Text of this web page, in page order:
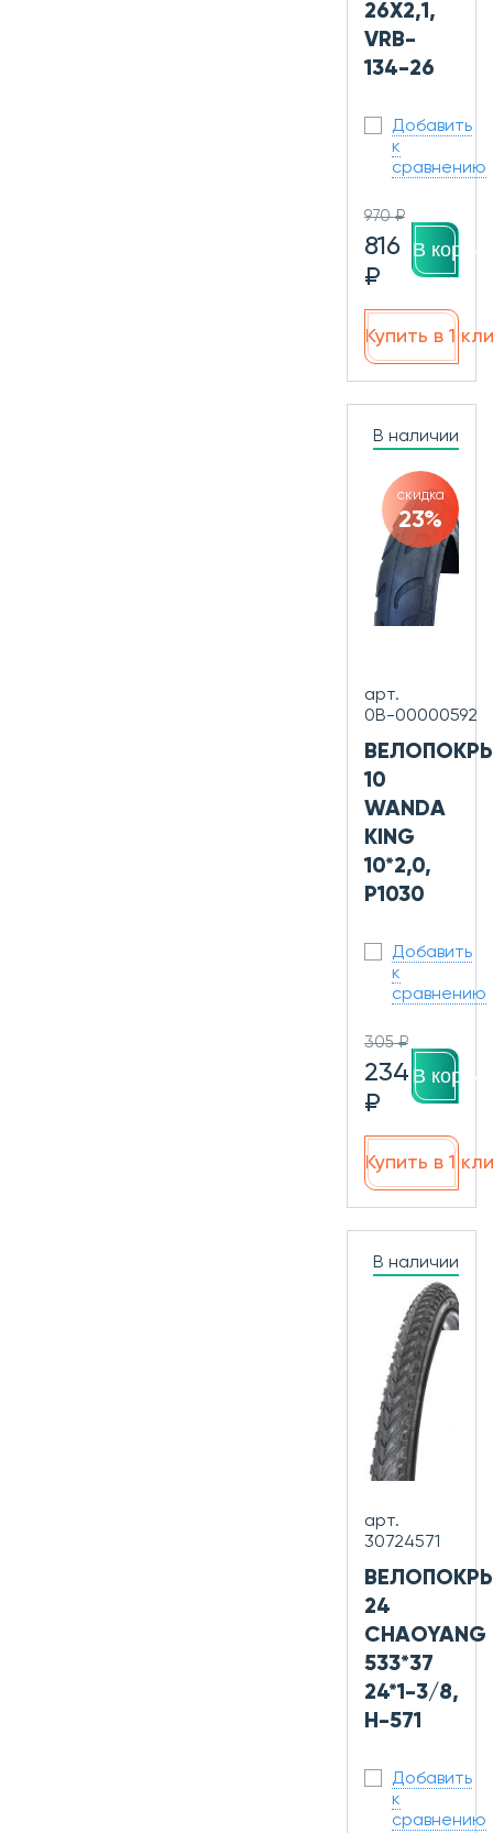
26X2,1,
VRB-
134-26
Добавить
к
сравнению
970 ₽
816
₽
В
Купить в 1
В наличии
скидка
23%
арт.
0В-00000592
10
WANDA
KING
10*2,0,
P1030
Добавить
к
сравнению
305 ₽
234
₽
В
Купить в 1
В наличии
арт.
30724571
24
CHAOYANG
533*37
24*1-3/8,
H-571
Добавить
к
сравнению